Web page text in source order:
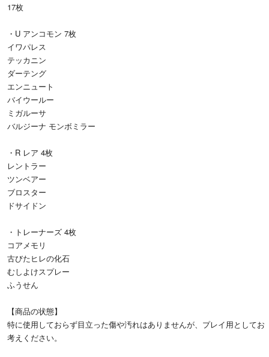
17枚
・U アンコモン 7枚
イワパレス
テッカニン
ダーテング
エンニュート
バイウールー
ミガルーサ
バルジーナ モンボミラー
・R レア 4枚
レントラー
ツンベアー
ブロスター
ドサイドン
・トレーナーズ 4枚
コアメモリ
古びたヒレの化石
むしよけスプレー
ふうせん
【商品の状態】
特に使用しておらず目立った傷や汚れはありませんが、プレイ用としてお
考えください。